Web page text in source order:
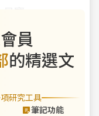
寶
員
的精選文
研究工具
筆記功能